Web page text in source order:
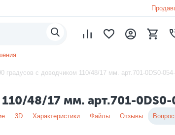
градусов с доводчиком 110/48/17 мм. арт.701-0DS0-
48/17 мм. арт.701-
3D Характеристики Файлы Отзывы